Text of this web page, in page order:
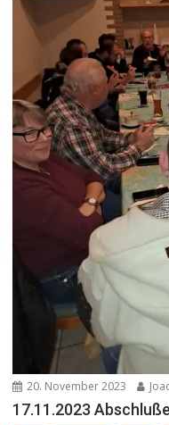
20. November 2023
17.11.2023